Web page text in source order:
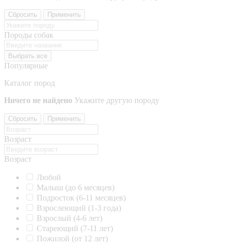
Сбросить Применить
Породы собак
Выбрать все
Популярные
Каталог пород
Ничего не найдено Укажите другую породу
Сбросить Применить
Возраст
Возраст
Любой
Малыш (до 6 месяцев)
Подросток (6-11 месяцев)
Взрослеющий (1-3 года)
Взрослый (4-6 лет)
Стареющий (7-11 лет)
Пожилой (от 12 лет)